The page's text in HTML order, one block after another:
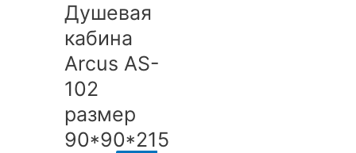
Душевая
кабина
Arcus AS-
102
размер
90*90*215